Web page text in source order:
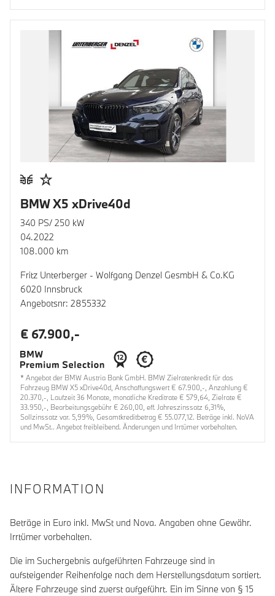
BMW X5 xDrive40d
340 PS/ 250 kW
04.2022
108.000 km
Fritz Unterberger - Wolfgang Denzel GesmbH & Co.KG
6020 Innsbruck
Angebotsnr: 2855332
€ 67.900,-
* Angebot der BMW Austria Bank GmbH. BMW Zielratenkredit für das
Fahrzeug BMW X5 xDrive40d, Anschaffungswert € 67.900,-, Anzahlung €
20.370,-, Laufzeit 36 Monate, monatliche Kreditrate € 579,64, Zielrate €
33.950,-, Bearbeitungsgebühr € 260,00, eff. Jahreszinssatz 6,31%,
Sollzinssatz var. 5,99%, Gesamtkreditbetrag € 55.077,12. Beträge inkl. NoVA
und MwSt.. Angebot freibleibend. Änderungen und Irrtümer vorbehalten.
INFORMATION
Beträge in Euro inkl. MwSt und Nova. Angaben ohne Gewähr.
Irrtümer vorbehalten.
Die im Suchergebnis aufgeführten Fahrzeuge sind in
aufsteigender Reihenfolge nach dem Herstellungsdatum sortiert.
Ältere Fahrzeuge sind zuerst aufgeführt. Ein im Sinne von § 15